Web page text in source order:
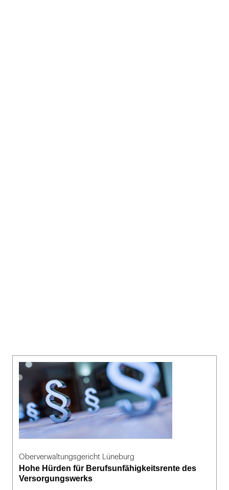
Oberverwaltungsgericht Lüneburg
Hohe Hürden für Berufsunfähigkeitsrente des
Versorgungswerks